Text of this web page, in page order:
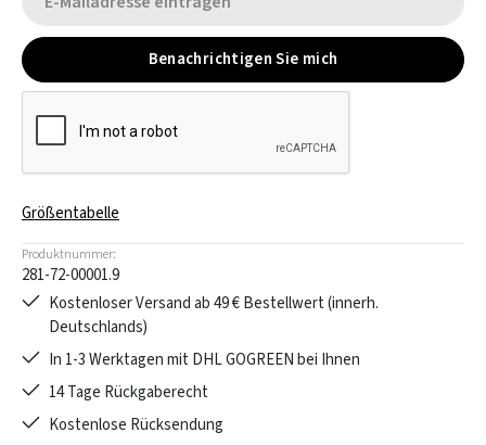
Benachrichtigen Sie mich
Größentabelle
Produktnummer:
281-72-00001.9
Kostenloser Versand ab 49 € Bestellwert (innerh.
Deutschlands)
In 1-3 Werktagen mit DHL GOGREEN bei Ihnen
14 Tage Rückgaberecht
Kostenlose Rücksendung